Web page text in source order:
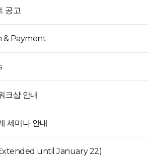
공고
& Payment
크샵 안내
세미나 안내
until January 22)